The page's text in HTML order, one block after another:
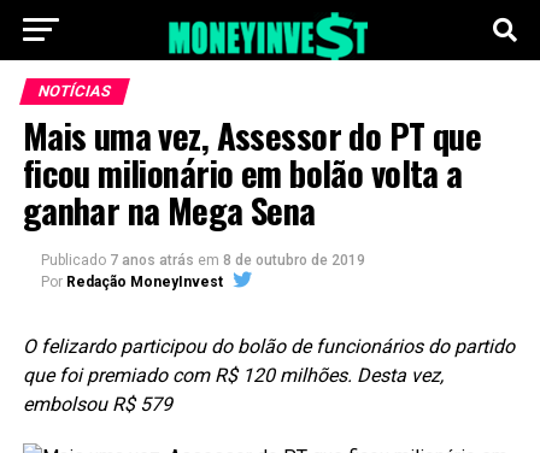
NOTÍCIAS
Mais uma vez, Assessor do PT que
ficou milionário em bolão volta a
ganhar na Mega Sena
Publicado 7 anos atrás em 8 de outubro de 2019
Por Redação MoneyInvest
O felizardo participou do bolão de funcionários do partido
que foi premiado com R$ 120 milhões. Desta vez,
embolsou R$ 579